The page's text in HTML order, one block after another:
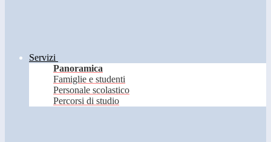
Servizi
Panoramica
Famiglie e studenti
Personale scolastico
Percorsi di studio